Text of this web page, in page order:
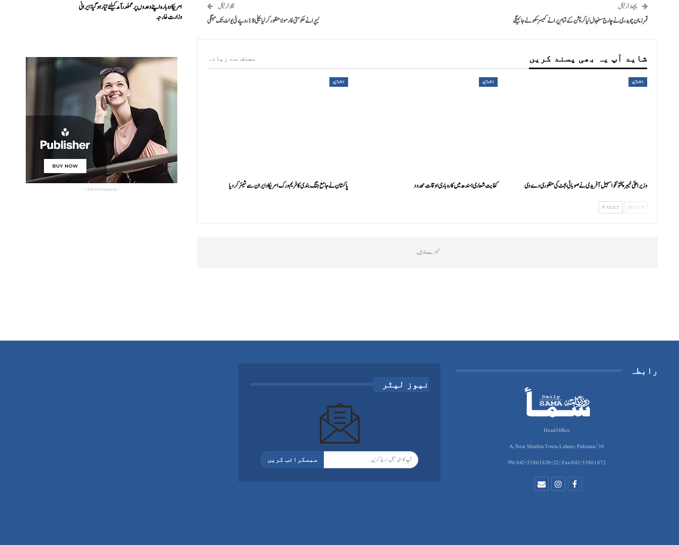
پچھلا آرٹیکل
قمر زمان چوہدری نے چارج سنبھال لیا کرپشن کے تمام پرانے کیسز کھولے جائینگے
اگلا آرٹیکل
نیپرا نے حکومتی فارمولا منظور کر لیا بجلی18روپے فی یونٹ تک مہنگی
شاید آپ یہ بھی پسند کریں مصنف سے زیادہ
1تازہ ترین
وزیراعلیٰ خیبرپختونخوا سہیل آفریدی نے صوبائی بجٹ کی منظوری دے دی
1تازہ ترین
کفایت شعاری؛ سندھ میں کاروباری اوقات محدود
1تازہ ترین
پاکستان نے جامع جنگ بندی کا فریم ورک امریکا و ایران سے شیئر کر دیا
NEXT
تبصرے بند ہیں.
امریکا دوبارہ اپنے وعدوں پر عملدرآمد کیلئے تیار ہو گیا: ایرانی
وزارت خارجہ
- Advertisement -
رابطہ
Head Office
36/A, New Muslim Town, Lahore, Pakistan
Ph: 042-35861820-22 | Fax:042-35861872
نیوز لیٹر
سبسکرائب کریں